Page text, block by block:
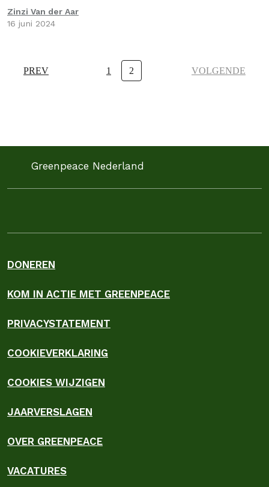
Zinzi Van der Aar
16 juni 2024
PREV 1 2 VOLGENDE
Greenpeace Nederland
DONEREN
KOM IN ACTIE MET GREENPEACE
PRIVACYSTATEMENT
COOKIEVERKLARING
COOKIES WIJZIGEN
JAARVERSLAGEN
OVER GREENPEACE
VACATURES